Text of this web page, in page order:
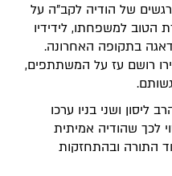
של הודיה לקב"ה על
הטוב למשפחתו, לידידיו
בתקופה האחרונה.
רושם עז על המשתתפים,
ליסון ושני בניו ערכו
לכך שהודיה אמיתית
התורה ובהתחזקות